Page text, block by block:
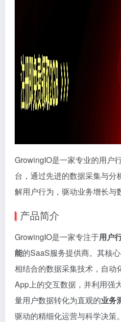
GrowingIO是一家专业的用户
台，通过先进的数据采集与分
解用户行为，驱动业务增长与
产品简介
GrowingIO是一家专注于用户
能的SaaS服务提供商。其核
相结合的数据采集技术，自动
App上的交互数据，并利用强
量用户数据转化为直观的业务
驱动的精细化运营与科学决策。